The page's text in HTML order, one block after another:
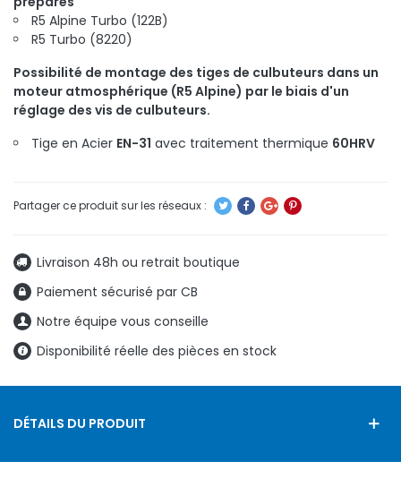
R5 Alpine Turbo (122B)
R5 Turbo (8220)
Possibilité de montage des tiges de culbuteurs dans un
moteur atmosphérique (R5 Alpine) par le biais d'un
réglage des vis de culbuteurs.
Tige en Acier EN-31 avec traitement thermique 60HRV
Livraison 48h ou retrait boutique
Paiement sécurisé par CB
Notre équipe vous conseille
Disponibilité réelle des pièces en stock
DÉTAILS DU PRODUIT